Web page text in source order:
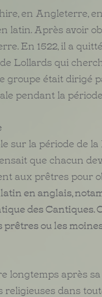
en Angleterre,
latin. Après avoir
En 1522, il a
Lollards qui
groupe était dirigé
pendant la
sur la période de
que chacun
aux prêtres pour
en anglais,
des
ou les
longtemps après
dans